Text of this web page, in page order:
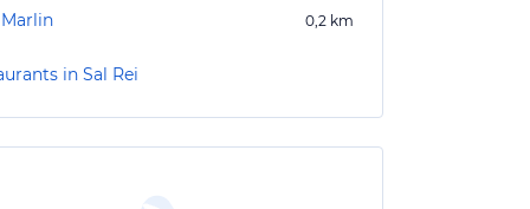
0,2 km
in Sal Rei